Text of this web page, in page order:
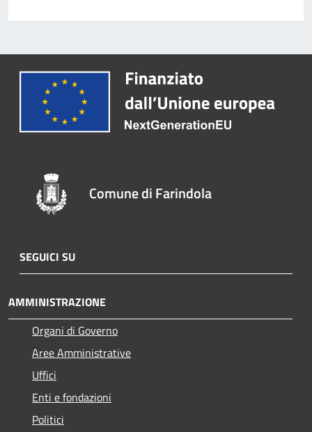
Comune di Farindola
SEGUICI SU
AMMINISTRAZIONE
Organi di Governo
Aree Amministrative
Uffici
Enti e fondazioni
Politici